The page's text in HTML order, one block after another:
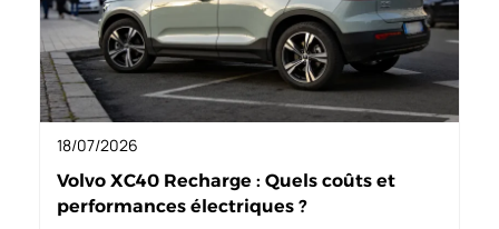
18/07/2026
Volvo XC40 Recharge : Quels coûts et
performances électriques ?